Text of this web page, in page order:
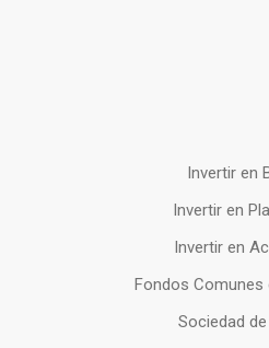
Invertir en
Invertir en
Invertir en
Fondos Comunes
Sociedad